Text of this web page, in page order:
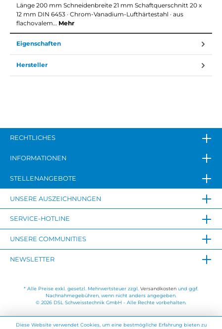
Länge 200 mm Schneidenbreite 21 mm Schaftquerschnitt 20 x
12 mm DIN 6453 · Chrom-Vanadium-Lufthärtestahl · aus
flachovalem… Mehr
Eigenschaften
Hersteller
RECHTLICHES
INFORMATIONEN
STELLENANGEBOTE
UNSERE AUSZEICHNUNGEN
SERVICE-HOTLINE
UNSERE COMMUNITIES
NEWSLETTER
* Alle Preise exkl. gesetzl. Mehrwertsteuer zzgl. Versandkosten und ggf.
Nachnahmegebühren, wenn nicht anders angegeben.
© 2026 DSL Schweisstechnik GmbH - Alle Rechte vorbehalten.
Diese Website verwendet Cookies, um eine bestmögliche Erfahrung bieten zu